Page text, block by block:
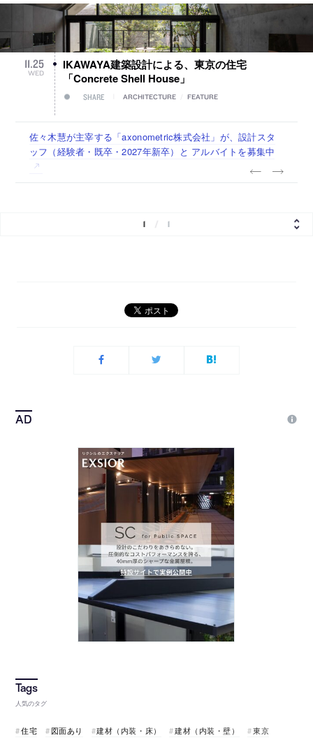
11.25
WED
IKAWAYA建築設計による、東京の住宅
「Concrete Shell House」
SHARE ARCHITECTURE FEATURE
佐々木慧が主宰する「axonometric株式会社」が、設計スタ
ッフ（経験者・既卒・2027年新卒）と アルバイトを募集中
千葉を拠点に、地域の暮らしを楽しくする為の企画と運営を
行う「株式会社マイキー」が、自社運営スペースのプロジェ
クトマネージャー（設計経験者も歓迎）を募集中
建築設計事務所出身者が多く集まる、高橋寿太郎が代表の
「創造系不動産」が、建築不動産コンサルタント（既卒・経
験者）を募集中
佐々木慧が主宰する「axonometric株式会社」が、設計スタ
ッフ（経験者・既卒・2027年新卒）を募集中
古民家を軸に全国で“価値循環の仕組み”を作り、リモートワ
ーク主体の働き方を実践する「株式会社つぎと」が、設計ス
タッフ（経験者・既卒）を募集中
1 1
人気のタグ
住宅 図面あり 建材（内装・床） 建材（内装・壁）
東京